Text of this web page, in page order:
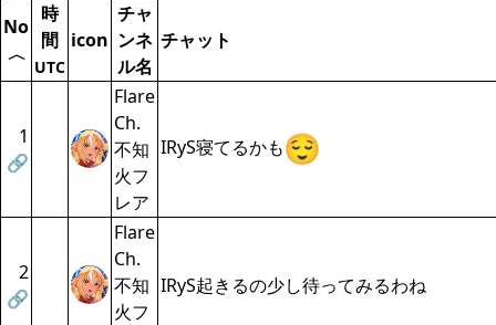
No
〈
時
間
UTC
icon
チャ
ンネ
ル名
チャット
1
🔗
Flare
Ch.
不知
火フ
レア
IRyS寝てるかも
2
🔗
Flare
Ch.
不知
火フ
IRyS起きるの少し待ってみるわね